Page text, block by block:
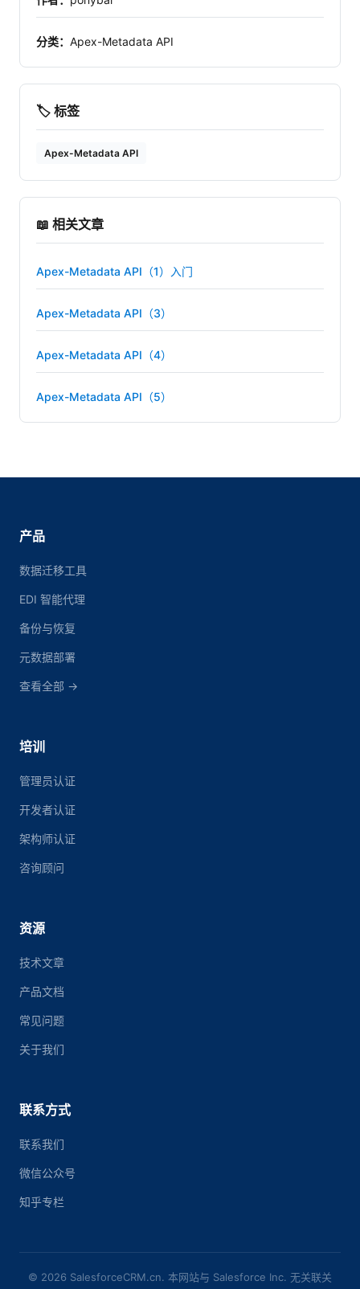
分类： Apex-Metadata API
🏷️ 标签
Apex-Metadata API
📖 相关文章
Apex-Metadata API（1）入门
Apex-Metadata API（3）
Apex-Metadata API（4）
Apex-Metadata API（5）
产品
数据迁移工具
EDI 智能代理
备份与恢复
元数据部署
查看全部 →
培训
管理员认证
开发者认证
架构师认证
咨询顾问
资源
技术文章
产品文档
常见问题
关于我们
联系方式
联系我们
微信公众号
知乎专栏
© 2026 SalesforceCRM.cn. 本网站与 Salesforce Inc. 无关联关